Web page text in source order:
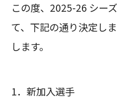
この度、2025-26 シー
て、下記の通り決定し
します。
1．新加入選手